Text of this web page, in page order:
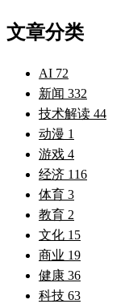
文章分类
AI 72
新闻 332
技术解读 44
动漫 1
游戏 4
经济 116
体育 3
教育 2
文化 15
商业 19
健康 36
科技 63